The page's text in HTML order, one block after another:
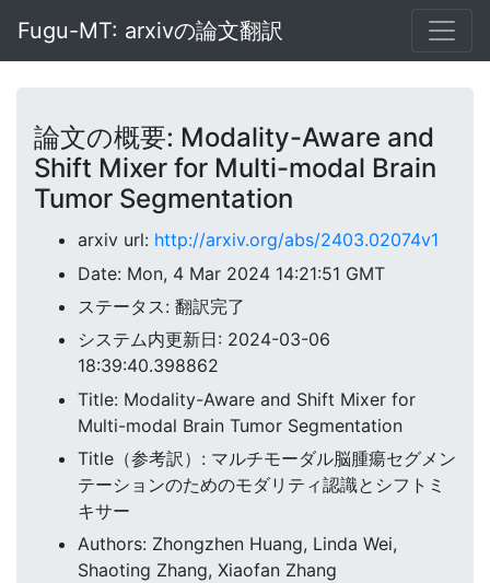
Fugu-MT: arxivの論文翻訳
論文の概要: Modality-Aware and
Shift Mixer for Multi-modal Brain
Tumor Segmentation
arxiv url: http://arxiv.org/abs/2403.02074v1
Date: Mon, 4 Mar 2024 14:21:51 GMT
ステータス: 翻訳完了
システム内更新日: 2024-03-06
18:39:40.398862
Title: Modality-Aware and Shift Mixer for
Multi-modal Brain Tumor Segmentation
Title（参考訳）: マルチモーダル脳腫瘍セグメン
テーションのためのモダリティ認識とシフトミ
キサー
Authors: Zhongzhen Huang, Linda Wei,
Shaoting Zhang, Xiaofan Zhang